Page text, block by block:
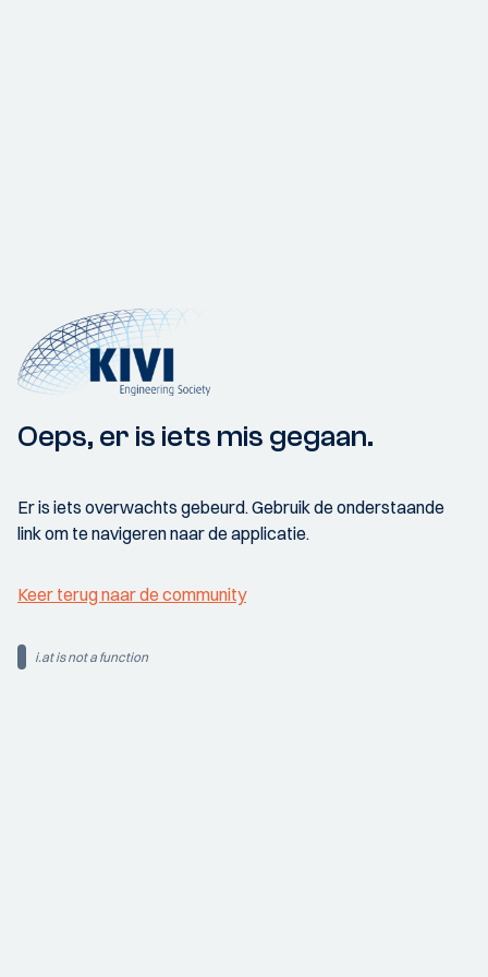
Oeps, er is iets mis gegaan.
Er is iets overwachts gebeurd. Gebruik de onderstaande
link om te navigeren naar de applicatie.
Keer terug naar de community
i.at is not a function